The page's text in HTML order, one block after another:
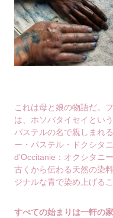
これは母と娘の物語だ。
は、ホソバタイセイとい
パステルの名で親しまれ
ー・パステル・ドクシタ
d’Occitanie：オクシタニ
古くから伝わる天然の染
ジナルな青で染め上げる
すべての始まりは一軒の